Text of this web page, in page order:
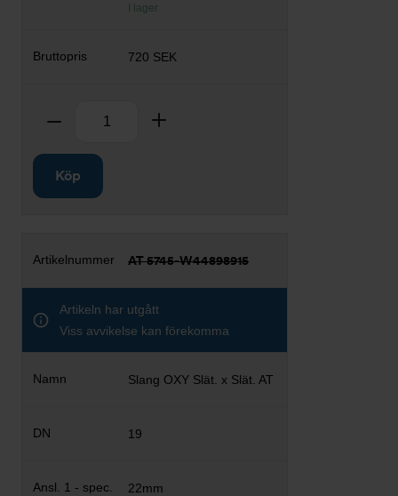
I lager
720 SEK
Ta bort
Köp
AT 5745-W44898915
Artikeln har utgått
Viss avvikelse kan förekomma
Slang OXY Slät. x Slät. AT
19
22mm